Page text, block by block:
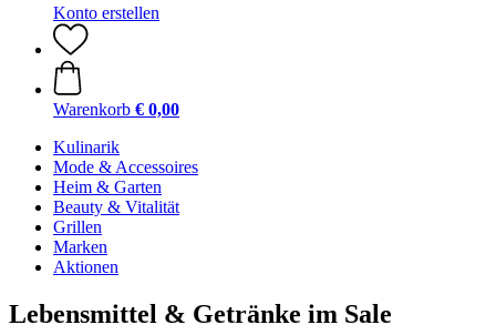
Konto erstellen
Warenkorb € 0,00
Kulinarik
Mode & Accessoires
Heim & Garten
Beauty & Vitalität
Grillen
Marken
Aktionen
Lebensmittel & Getränke im Sale